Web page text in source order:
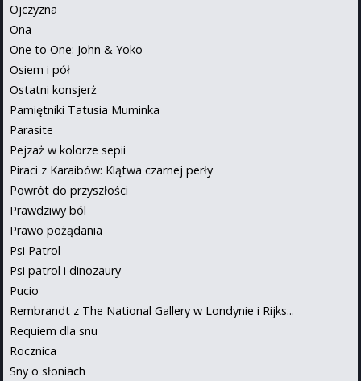
Ojczyzna
Ona
One to One: John & Yoko
Osiem i pół
Ostatni konsjerż
Pamiętniki Tatusia Muminka
Parasite
Pejzaż w kolorze sepii
Piraci z Karaibów: Klątwa czarnej perły
Powrót do przyszłości
Prawdziwy ból
Prawo pożądania
Psi Patrol
Psi patrol i dinozaury
Pucio
Rembrandt z The National Gallery w Londynie i Rijks...
Requiem dla snu
Rocznica
Sny o słoniach